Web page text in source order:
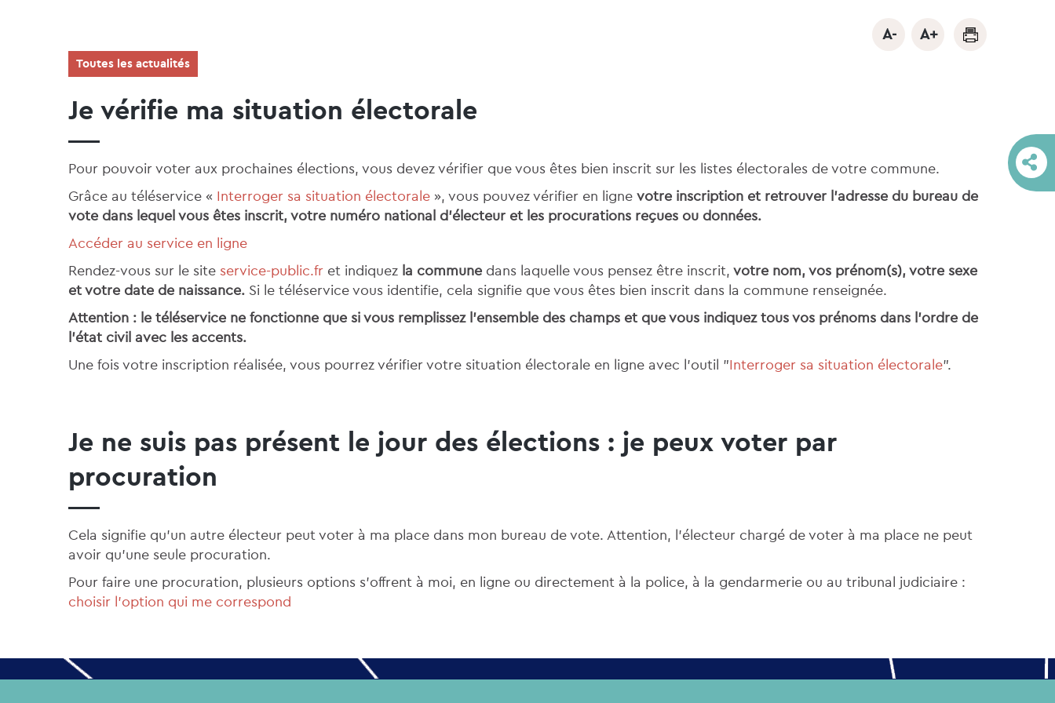
Toutes les actualités
Je vérifie ma situation électorale
Pour pouvoir voter aux prochaines élections, vous devez vérifier que vous êtes bien inscrit sur les listes électorales de votre commune.
Grâce au téléservice « Interroger sa situation électorale », vous pouvez vérifier en ligne votre inscription et retrouver l’adresse du bureau de
vote dans lequel vous êtes inscrit, votre numéro national d’électeur et les procurations reçues ou données.
Accéder au service en ligne
Rendez-vous sur le site service-public.fr et indiquez la commune dans laquelle vous pensez être inscrit, votre nom, vos prénom(s), votre sexe
et votre date de naissance. Si le téléservice vous identifie, cela signifie que vous êtes bien inscrit dans la commune renseignée.
Attention : le téléservice ne fonctionne que si vous remplissez l’ensemble des champs et que vous indiquez tous vos prénoms dans l’ordre de
l’état civil avec les accents.
Une fois votre inscription réalisée, vous pourrez vérifier votre situation électorale en ligne avec l’outil "Interroger sa situation électorale".
Je ne suis pas présent le jour des élections : je peux voter par
procuration
Cela signifie qu'un autre électeur peut voter à ma place dans mon bureau de vote. Attention, l'électeur chargé de voter à ma place ne peut
avoir qu'une seule procuration.
Pour faire une procuration, plusieurs options s'offrent à moi, en ligne ou directement à la police, à la gendarmerie ou au tribunal judiciaire :
choisir l'option qui me correspond